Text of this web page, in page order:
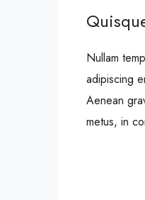
Nullam
adipiscing
Aenean
metus, in